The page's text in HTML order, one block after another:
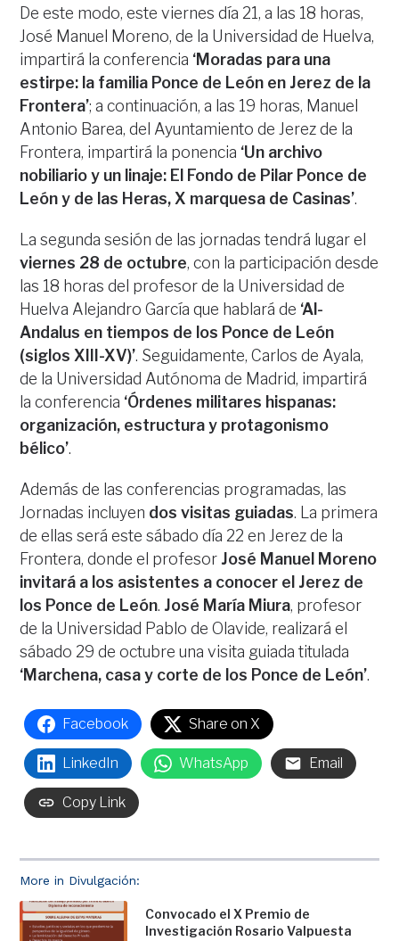
More in Divulgación:
Convocado el X Premio de
Investigación Rosario Valpuesta
De este modo, este viernes día 21, a las 18 horas,
José Manuel Moreno, de la Universidad de Huelva,
impartirá la conferencia ‘Moradas para una
estirpe: la familia Ponce de León en Jerez de la
Frontera’; a continuación, a las 19 horas, Manuel
Antonio Barea, del Ayuntamiento de Jerez de la
Frontera, impartirá la ponencia ‘Un archivo
nobiliario y un linaje: El Fondo de Pilar Ponce de
León y de las Heras, X marquesa de Casinas’.
La segunda sesión de las jornadas tendrá lugar el
viernes 28 de octubre, con la participación desde
las 18 horas del profesor de la Universidad de
Huelva Alejandro García que hablará de ‘Al-
Andalus en tiempos de los Ponce de León
(siglos XIII-XV)’. Seguidamente, Carlos de Ayala,
de la Universidad Autónoma de Madrid, impartirá
la conferencia ‘Órdenes militares hispanas:
organización, estructura y protagonismo
bélico’.
Además de las conferencias programadas, las
Jornadas incluyen dos visitas guiadas. La primera
de ellas será este sábado día 22 en Jerez de la
Frontera, donde el profesor José Manuel Moreno
invitará a los asistentes a conocer el Jerez de
los Ponce de León. José María Miura, profesor
de la Universidad Pablo de Olavide, realizará el
sábado 29 de octubre una visita guiada titulada
‘Marchena, casa y corte de los Ponce de León’.
Facebook Share on X
LinkedIn WhatsApp Email
Copy Link